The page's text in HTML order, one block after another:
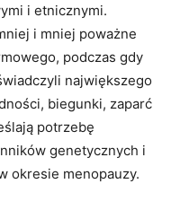
i etnicznymi.
i mniej poważne
podczas gdy
największego
biegunki, zaparć
potrzebę
genetycznych i
okresie menopauzy.